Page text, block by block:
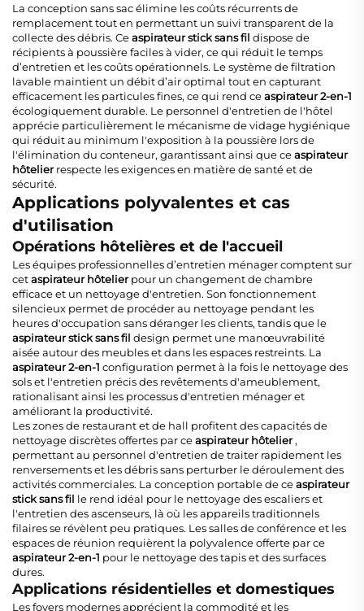
La conception sans sac élimine les coûts récurrents de
remplacement tout en permettant un suivi transparent de la
collecte des débris. Ceaspirateur stick sans fil dispose de
récipients à poussière faciles à vider, ce qui réduit le temps
d’entretien et les coûts opérationnels. Le système de filtration
lavable maintient un débit d’air optimal tout en capturant
efficacement les particules fines, ce qui rend ceaspirateur 2-en-1
écologiquement durable. Le personnel d'entretien de l'hôtel
apprécie particulièrement le mécanisme de vidage hygiénique
qui réduit au minimum l'exposition à la poussière lors de
l'élimination du conteneur, garantissant ainsi que ceaspirateur
hôtelierrespecte les exigences en matière de santé et de
sécurité.
Applications polyvalentes et cas
d'utilisation
Opérations hôtelières et de l'accueil
Les équipes professionnelles d’entretien ménager comptent sur
cetaspirateur hôtelierpour un changement de chambre
efficace et un nettoyage d'entretien. Son fonctionnement
silencieux permet de procéder au nettoyage pendant les
heures d'occupation sans déranger les clients, tandis que le
aspirateur stick sans fil design permet une manœuvrabilité
aisée autour des meubles et dans les espaces restreints. La
aspirateur 2-en-1 configuration permet à la fois le nettoyage des
sols et l'entretien précis des revêtements d'ameublement,
rationalisant ainsi les processus d'entretien ménager et
améliorant la productivité.
Les zones de restaurant et de hall profitent des capacités de
nettoyage discrètes offertes par ceaspirateur hôtelier,
permettant au personnel d'entretien de traiter rapidement les
renversements et les débris sans perturber le déroulement des
activités commerciales. La conception portable de ceaspirateur
stick sans fil le rend idéal pour le nettoyage des escaliers et
l'entretien des ascenseurs, là où les appareils traditionnels
filaires se révèlent peu pratiques. Les salles de conférence et les
espaces de réunion requièrent la polyvalence offerte par ce
aspirateur 2-en-1 pour le nettoyage des tapis et des surfaces
dures.
Applications résidentielles et domestiques
Les foyers modernes apprécient la commodité et les